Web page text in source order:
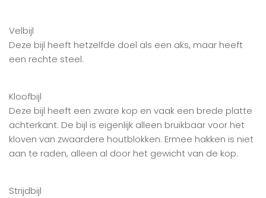
Velbijl
Deze bijl heeft hetzelfde doel als een aks, maar heeft
een rechte steel.
Kloofbijl
Deze bijl heeft een zware kop en vaak een brede platte
achterkant. De bijl is eigenlijk alleen bruikbaar voor het
kloven van zwaardere houtblokken. Ermee hakken is niet
aan te raden, alleen al door het gewicht van de kop.
Strijdbijl